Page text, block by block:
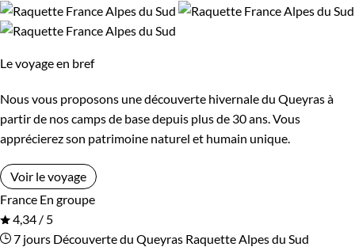
Le voyage en bref
Nous vous proposons une découverte hivernale du Queyras à
partir de nos camps de base depuis plus de 30 ans. Vous
apprécierez son patrimoine naturel et humain unique.
Voir le voyage
France En groupe
4,34 / 5
7 jours Découverte du Queyras Raquette Alpes du Sud